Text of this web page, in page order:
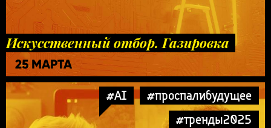
Искусственный отбор. Газировка
25 МАРТА
#AI
#проспалибудущее
#тренды2025